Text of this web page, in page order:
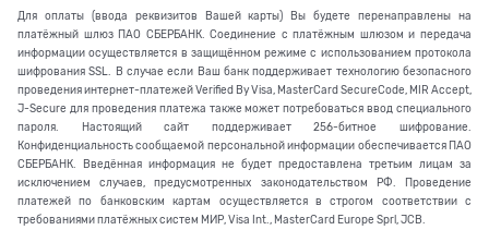
Для оплаты (ввода реквизитов Вашей карты) Вы будете перенаправлены на
платёжный шлюз ПАО СБЕРБАНК. Соединение с платёжным шлюзом и передача
информации осуществляется в защищённом режиме с использованием протокола
шифрования SSL. В случае если Ваш банк поддерживает технологию безопасного
проведения интернет-платежей Verified By Visa, MasterCard SecureCode, MIR Accept,
J-Secure для проведения платежа также может потребоваться ввод специального
пароля. Настоящий сайт поддерживает 256-битное шифрование.
Конфиденциальность сообщаемой персональной информации обеспечивается ПАО
СБЕРБАНК. Введённая информация не будет предоставлена третьим лицам за
исключением случаев, предусмотренных законодательством РФ. Проведение
платежей по банковским картам осуществляется в строгом соответствии с
требованиями платёжных систем МИР, Visa Int., MasterCard Europe Sprl, JCB.